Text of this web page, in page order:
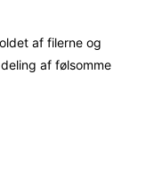
af filerne og
af følsomme